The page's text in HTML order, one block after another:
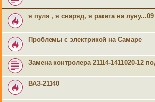
я пуля , я снаряд, я ракета на луну...09
Проблемы с электрикой на Самаре
Замена контролера 21114-1411020-12
ВАЗ-21140